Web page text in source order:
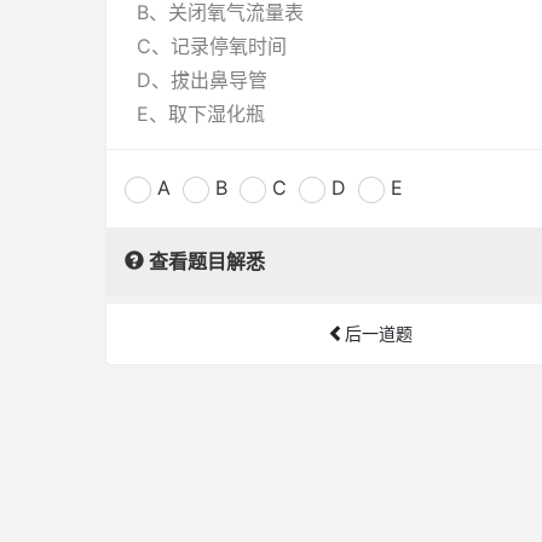
B、关闭氧气流量表
C、记录停氧时间
D、拔出鼻导管
E、取下湿化瓶
A B C D E
查看题目解悉
后一道题